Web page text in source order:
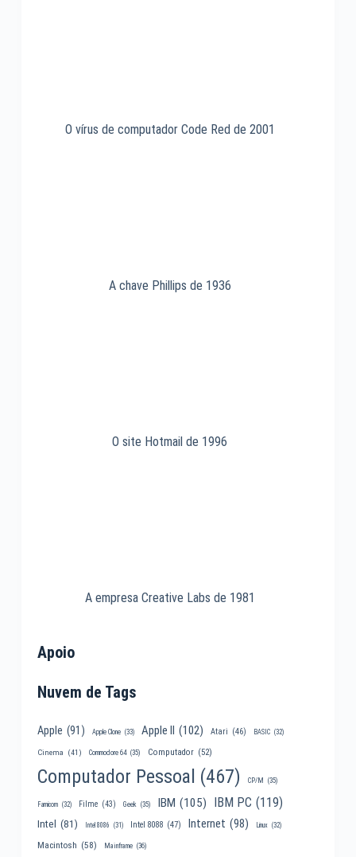
O vírus de computador Code Red de 2001
A chave Phillips de 1936
O site Hotmail de 1996
A empresa Creative Labs de 1981
Apoio
Nuvem de Tags
Apple (91) Apple Clone (33) Apple II (102) Atari (46) BASIC (32)
Cinema (41) Commodore 64 (35) Computador (52)
Computador Pessoal (467) CP/M (35)
Famicom (32) Filme (43) Geek (35) IBM (105) IBM PC (119)
Intel (81) Intel 8086 (31) Intel 8088 (47) Internet (98) Linux (32)
Macintosh (58) Mainframe (36)